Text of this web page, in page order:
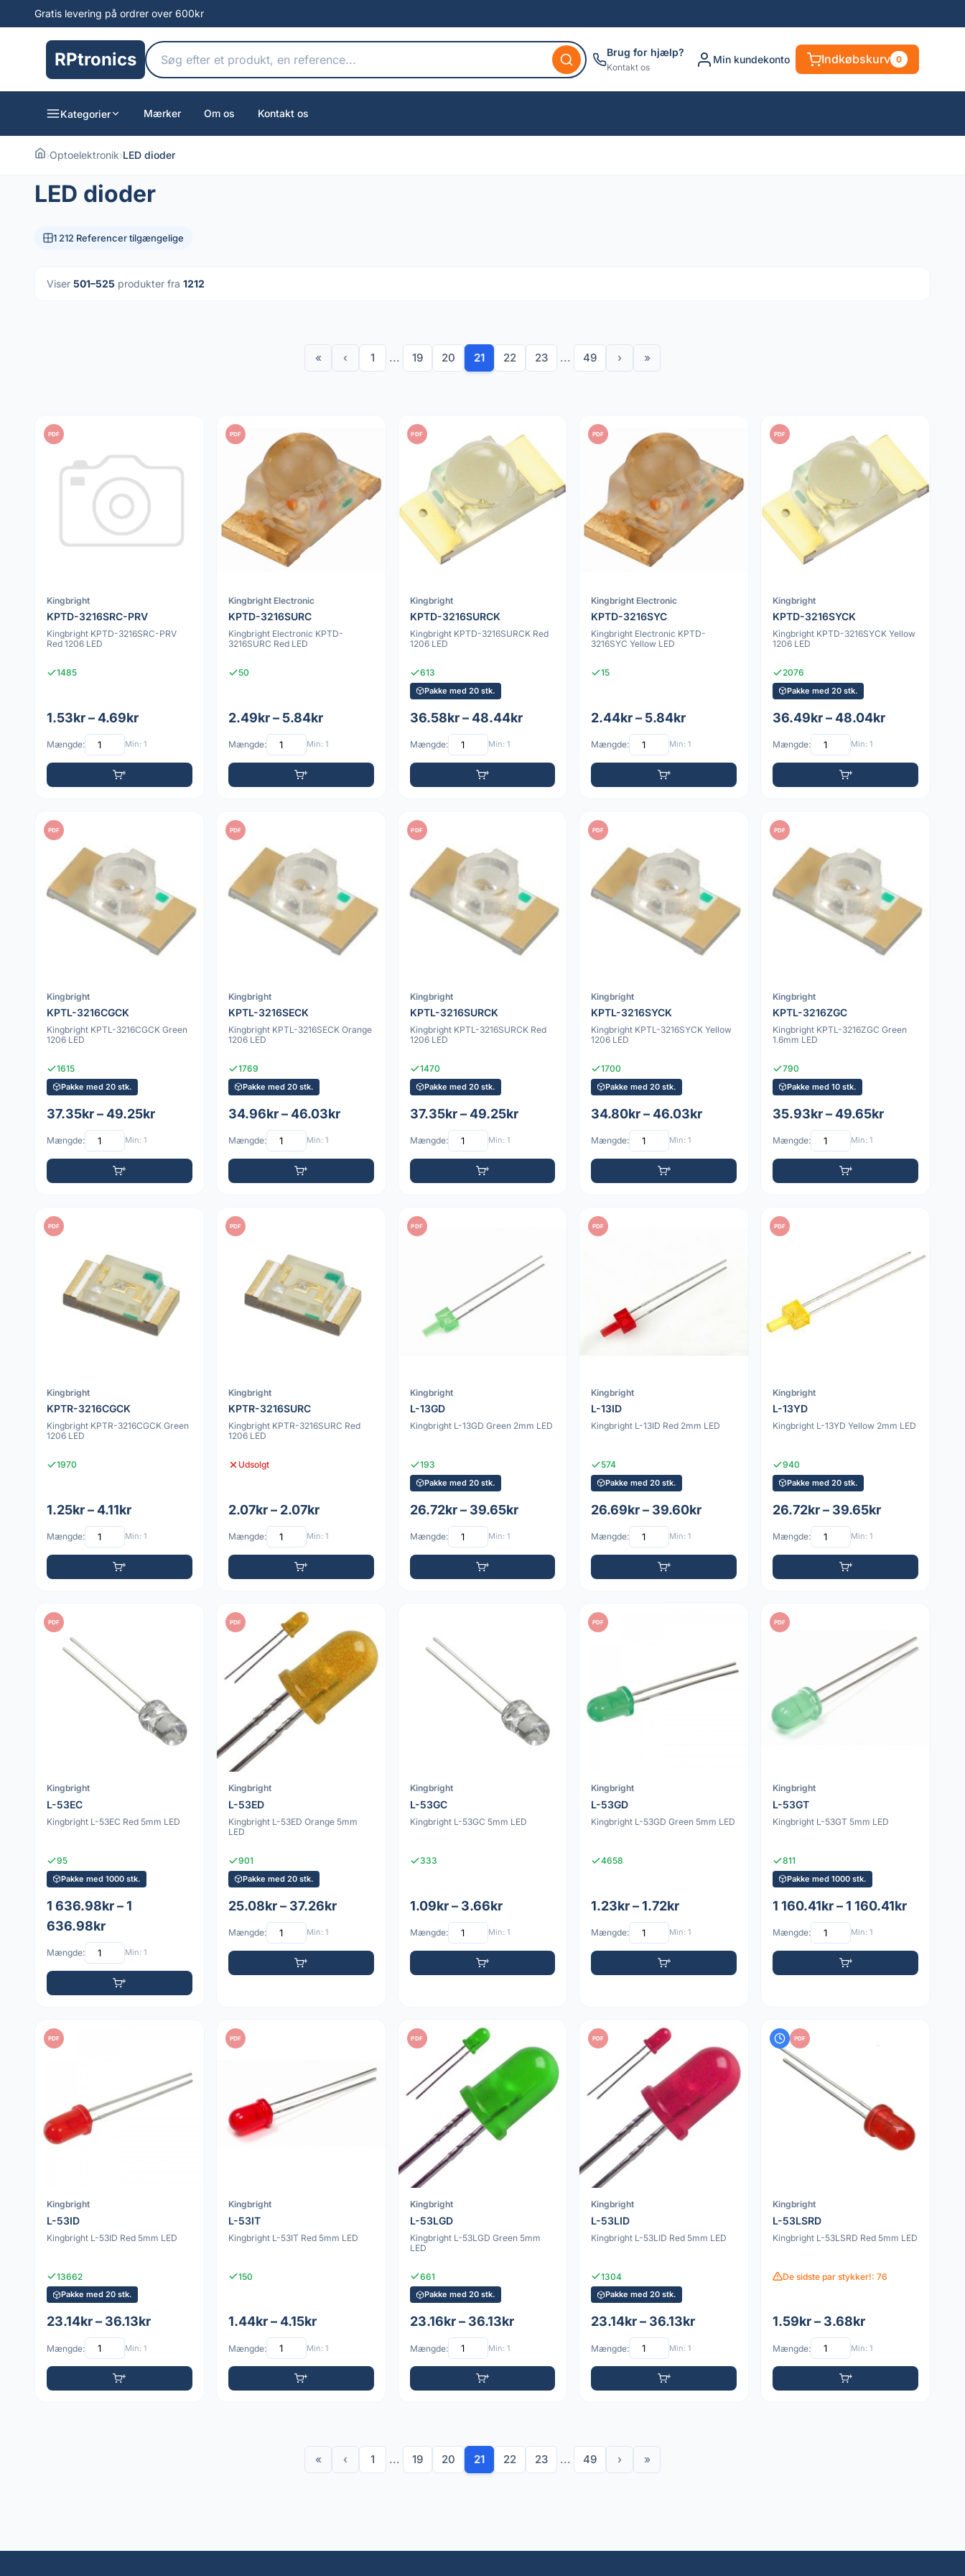
Gratis levering på ordrer over 600kr
RPtronics Brug for hjælp?
Kontakt os
Min kundekonto Indkøbskurv 0
Kategorier Mærker Om os Kontakt os
›Optoelektronik›LED dioder
LED dioder
1 212 Referencer tilgængelige
Viser 501–525 produkter fra 1212
« ‹ 1 ... 19 20 21 22 23 ... 49 › »
PDF
Kingbright
KPTD-3216SRC-PRV
Kingbright KPTD-3216SRC-PRV
Red 1206 LED
1485
1.53kr – 4.69kr
Mængde: Min: 1
PDF
Kingbright Electronic
KPTD-3216SURC
Kingbright Electronic KPTD-
3216SURC Red LED
50
2.49kr – 5.84kr
Mængde: Min: 1
PDF
Kingbright
KPTD-3216SURCK
Kingbright KPTD-3216SURCK Red
1206 LED
613
Pakke med 20 stk.
36.58kr – 48.44kr
Mængde: Min: 1
PDF
Kingbright Electronic
KPTD-3216SYC
Kingbright Electronic KPTD-
3216SYC Yellow LED
15
2.44kr – 5.84kr
Mængde: Min: 1
PDF
Kingbright
KPTD-3216SYCK
Kingbright KPTD-3216SYCK Yellow
1206 LED
2076
Pakke med 20 stk.
36.49kr – 48.04kr
Mængde: Min: 1
PDF
Kingbright
KPTL-3216CGCK
Kingbright KPTL-3216CGCK Green
1206 LED
1615
Pakke med 20 stk.
37.35kr – 49.25kr
Mængde: Min: 1
PDF
Kingbright
KPTL-3216SECK
Kingbright KPTL-3216SECK Orange
1206 LED
1769
Pakke med 20 stk.
34.96kr – 46.03kr
Mængde: Min: 1
PDF
Kingbright
KPTL-3216SURCK
Kingbright KPTL-3216SURCK Red
1206 LED
1470
Pakke med 20 stk.
37.35kr – 49.25kr
Mængde: Min: 1
PDF
Kingbright
KPTL-3216SYCK
Kingbright KPTL-3216SYCK Yellow
1206 LED
1700
Pakke med 20 stk.
34.80kr – 46.03kr
Mængde: Min: 1
PDF
Kingbright
KPTL-3216ZGC
Kingbright KPTL-3216ZGC Green
1.6mm LED
790
Pakke med 10 stk.
35.93kr – 49.65kr
Mængde: Min: 1
PDF
Kingbright
KPTR-3216CGCK
Kingbright KPTR-3216CGCK Green
1206 LED
1970
1.25kr – 4.11kr
Mængde: Min: 1
PDF
Kingbright
KPTR-3216SURC
Kingbright KPTR-3216SURC Red
1206 LED
Udsolgt
2.07kr – 2.07kr
Mængde: Min: 1
PDF
Kingbright
L-13GD
Kingbright L-13GD Green 2mm LED
193
Pakke med 20 stk.
26.72kr – 39.65kr
Mængde: Min: 1
PDF
Kingbright
L-13ID
Kingbright L-13ID Red 2mm LED
574
Pakke med 20 stk.
26.69kr – 39.60kr
Mængde: Min: 1
PDF
Kingbright
L-13YD
Kingbright L-13YD Yellow 2mm LED
940
Pakke med 20 stk.
26.72kr – 39.65kr
Mængde: Min: 1
PDF
Kingbright
L-53EC
Kingbright L-53EC Red 5mm LED
95
Pakke med 1000 stk.
1 636.98kr – 1
636.98kr
Mængde: Min: 1
PDF
Kingbright
L-53ED
Kingbright L-53ED Orange 5mm
LED
901
Pakke med 20 stk.
25.08kr – 37.26kr
Mængde: Min: 1
Kingbright
L-53GC
Kingbright L-53GC 5mm LED
333
1.09kr – 3.66kr
Mængde: Min: 1
PDF
Kingbright
L-53GD
Kingbright L-53GD Green 5mm LED
4658
1.23kr – 1.72kr
Mængde: Min: 1
PDF
Kingbright
L-53GT
Kingbright L-53GT 5mm LED
811
Pakke med 1000 stk.
1 160.41kr – 1 160.41kr
Mængde: Min: 1
PDF
Kingbright
L-53ID
Kingbright L-53ID Red 5mm LED
13662
Pakke med 20 stk.
23.14kr – 36.13kr
Mængde: Min: 1
PDF
Kingbright
L-53IT
Kingbright L-53IT Red 5mm LED
150
1.44kr – 4.15kr
Mængde: Min: 1
PDF
Kingbright
L-53LGD
Kingbright L-53LGD Green 5mm
LED
661
Pakke med 20 stk.
23.16kr – 36.13kr
Mængde: Min: 1
PDF
Kingbright
L-53LID
Kingbright L-53LID Red 5mm LED
1304
Pakke med 20 stk.
23.14kr – 36.13kr
Mængde: Min: 1
PDF
Kingbright
L-53LSRD
Kingbright L-53LSRD Red 5mm LED
De sidste par stykker!: 76
1.59kr – 3.68kr
Mængde: Min: 1
« ‹ 1 ... 19 20 21 22 23 ... 49 › »